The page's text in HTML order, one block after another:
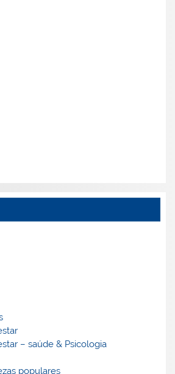
– saúde & Psicologia
populares